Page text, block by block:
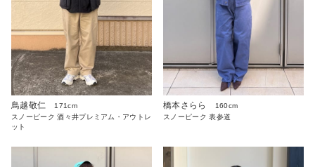
鳥越敬仁
171cm
スノーピーク 酒々井プレミアム・アウトレ
ット
橋本さらら
160cm
スノーピーク 表参道